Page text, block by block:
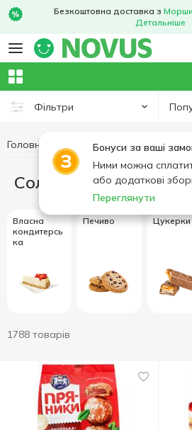
Безкоштовна доставка з
Детальніше
Фільтри
Бонуси за ваші
Ними можна
або додаткові
Переглянути
Головна Солодощі
Солодощі
Власна
кондитерсь
ка
Печиво Цукерки
1788 товарів